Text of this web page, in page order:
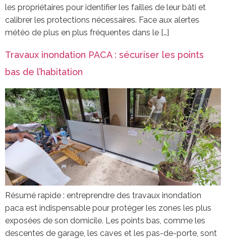
les propriétaires pour identifier les failles de leur bâti et
calibrer les protections nécessaires. Face aux alertes
météo de plus en plus fréquentes dans le […]
Travaux inondation PACA : sécuriser les points
bas de l’habitation
Résumé rapide : entreprendre des travaux inondation
paca est indispensable pour protéger les zones les plus
exposées de son domicile. Les points bas, comme les
descentes de garage, les caves et les pas-de-porte, sont